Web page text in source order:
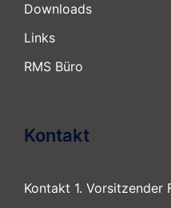
Downloads
Links
RMS Büro
Kontakt
Kontakt 1. Vorsitzender